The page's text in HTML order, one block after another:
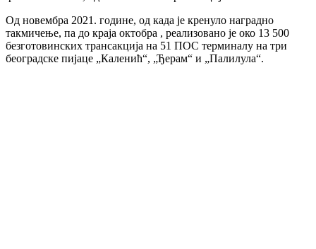
Од новембра 2021. године, од када је кренуло наградно
такмичење, па до краја октобра , реализовано је око 13 500
безготовинских трансакција на 51 ПОС терминалу на три
београдске пијаце „Каленић“, „Ђерам“ и „Палилула“.